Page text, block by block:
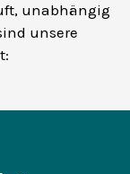
unabhängig
unsere